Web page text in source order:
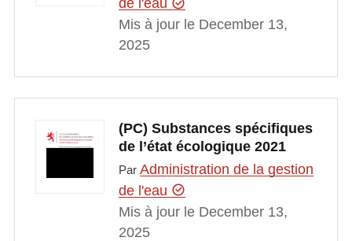
de l'eau
Mis à jour le December 13,
2025
(PC) Substances spécifiques
de l’état écologique 2021
Par Administration de la gestion
de l'eau
Mis à jour le December 13,
2025